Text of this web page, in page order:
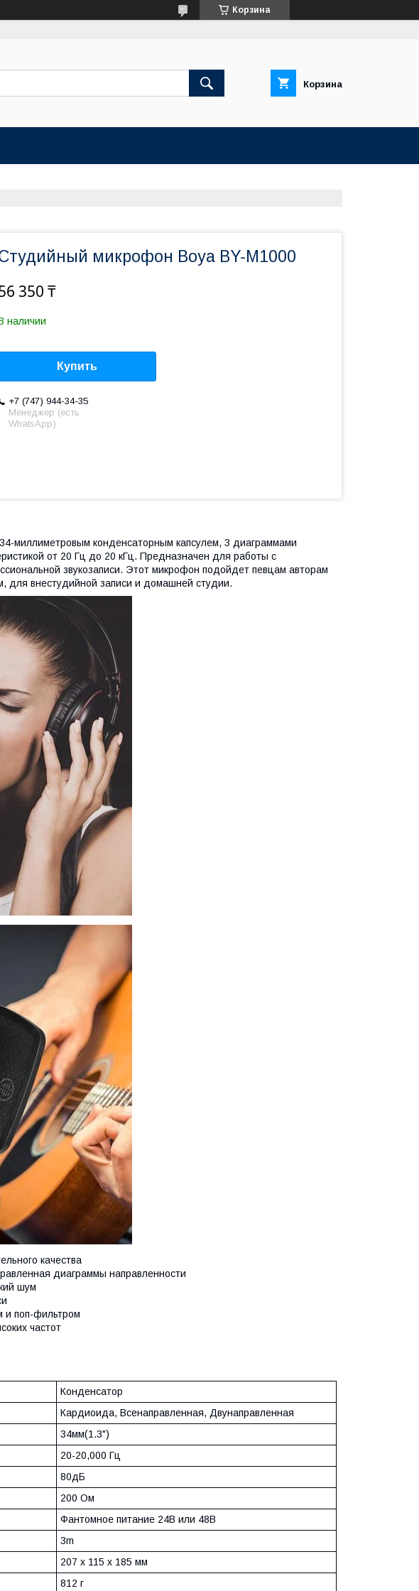
Корзина
Корзина
микрофон Boya BY-M1000
350 ₸
наличии
Купить
+7 (747) 944-34-35
Менеджер (есть
WhatsApp)
миллиметровым конденсаторным капсулем, 3 диаграммами
от 20 Гц до 20 кГц. Предназначен для работы с
звукозаписи. Этот микрофон подойдет певцам авторам
для внестудийной записи и домашней студии.
качества
диаграммы направленности
шум
поп-фильтром
частот
Конденсатор
Кардиоида, Всенаправленная, Двунаправленная
34мм(1.3")
20-20,000 Гц
80дБ
200 Ом
Фантомное питание 24В или 48В
3m
207 x 115 x 185 мм
812 г